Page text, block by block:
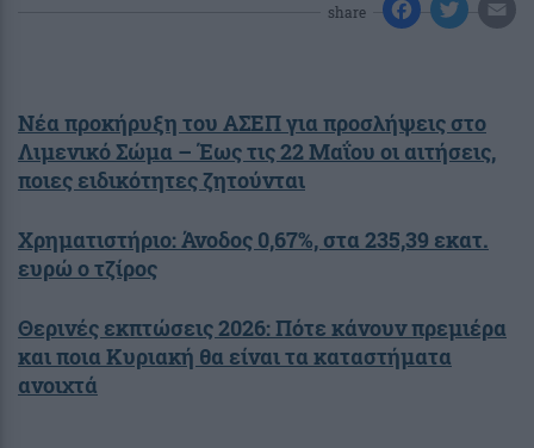
share
Νέα προκήρυξη του ΑΣΕΠ για προσλήψεις στο
Λιμενικό Σώμα – Έως τις 22 Μαΐου οι αιτήσεις,
ποιες ειδικότητες ζητούνται
Χρηματιστήριο: Άνοδος 0,67%, στα 235,39 εκατ.
ευρώ ο τζίρος
Θερινές εκπτώσεις 2026: Πότε κάνουν πρεμιέρα
και ποια Κυριακή θα είναι τα καταστήματα
ανοιχτά